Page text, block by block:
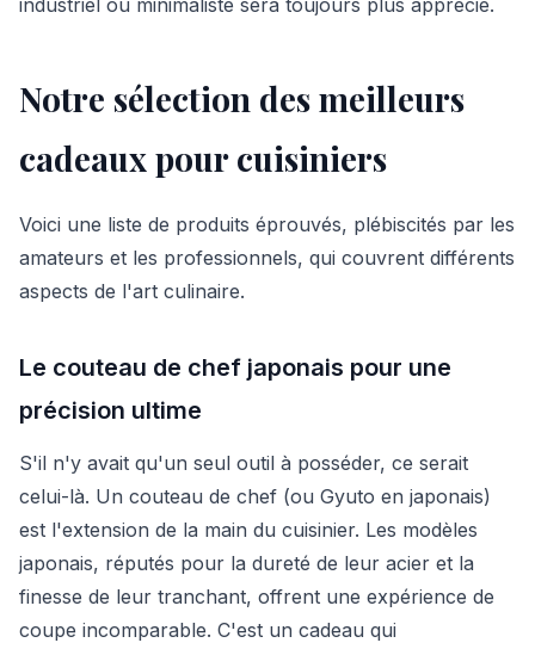
Notre sélection des meilleurs
cadeaux pour cuisiniers
Voici une liste de produits éprouvés, plébiscités par les
amateurs et les professionnels, qui couvrent différents
aspects de l'art culinaire.
Le couteau de chef japonais pour une
précision ultime
S'il n'y avait qu'un seul outil à posséder, ce serait
celui-là. Un couteau de chef (ou Gyuto en japonais)
est l'extension de la main du cuisinier. Les modèles
japonais, réputés pour la dureté de leur acier et la
finesse de leur tranchant, offrent une expérience de
coupe incomparable. C'est un cadeau qui